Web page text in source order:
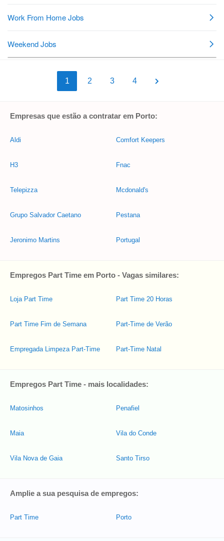
1 2 3 4
Empresas que estão a contratar em Porto:
Aldi
H3
Telepizza
Grupo Salvador Caetano
Jeronimo Martins
Comfort Keepers
Fnac
Mcdonald's
Pestana
Portugal
Empregos Part Time em Porto - Vagas similares:
Loja Part Time
Part Time Fim de Semana
Empregada Limpeza Part-Time
Part Time 20 Horas
Part-Time de Verão
Part-Time Natal
Empregos Part Time - mais localidades:
Matosinhos
Maia
Vila Nova de Gaia
Penafiel
Vila do Conde
Santo Tirso
Amplie a sua pesquisa de empregos:
Part Time Porto